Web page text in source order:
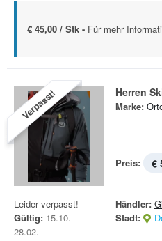
€ 45,00 / Stk - Für mehr
Verpasst! Herren
Marke:
Preis: €
Leider verpasst!
Gültig: 15.10. -
28.02.
Händler:
Stadt: